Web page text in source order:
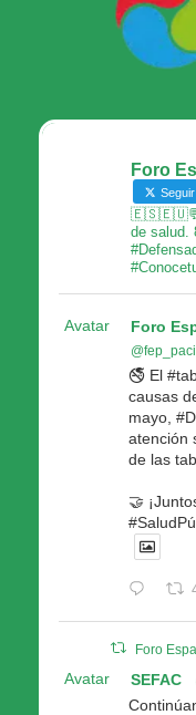
Foro
Seguir
🇪🇸🇪🇺💬
de salud.
Avatar Foro
🚭 El
causas
mayo,
atención
de las
🤝
Foro
Avatar SEFAC